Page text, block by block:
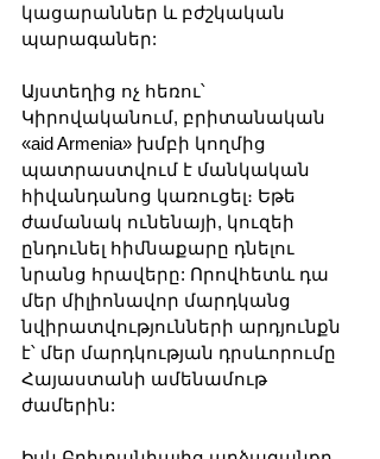
կացարաններ և բժշկական
պարագաներ:
Այստեղից ոչ հեռու՝
Կիրովականում, բրիտանական
«aid Armenia» խմբի կողմից
պատրաստվում է մանկական
հիվանդանոց կառուցել։ Եթե ​​
ժամանակ ունենայի, կուզեի
ընդունել հիմնաքարը դնելու
նրանց հրավերը: Որովհետև դա
մեր միլիոնավոր մարդկանց
նվիրատվությունների արդյունքն
է՝ մեր մարդկության դրսևորումը
Հայաստանի ամենամութ
ժամերին: